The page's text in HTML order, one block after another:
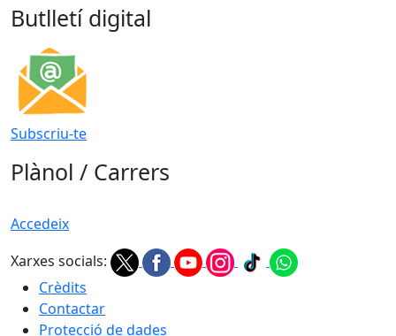
Butlletí digital
Subscriu-te
Plànol / Carrers
Accedeix
Xarxes socials:
Crèdits
Contactar
Protecció de dades